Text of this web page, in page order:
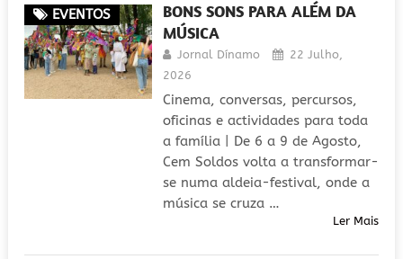
EVENTOS
BONS SONS PARA ALÉM DA
MÚSICA
Jornal Dínamo
22 Julho,
2026
Cinema, conversas, percursos,
oficinas e actividades para toda
a família | De 6 a 9 de Agosto,
Cem Soldos volta a transformar-
se numa aldeia-festival, onde a
música se cruza …
Ler Mais